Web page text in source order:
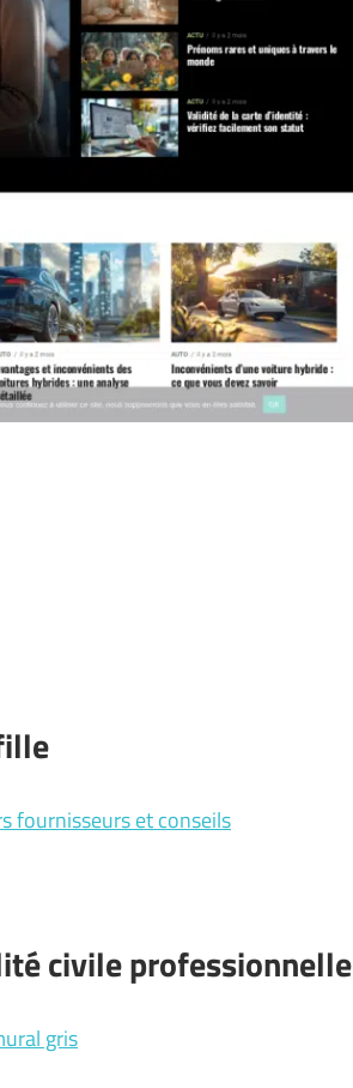
fournisseurs et conseils
civile professionnelle
gris